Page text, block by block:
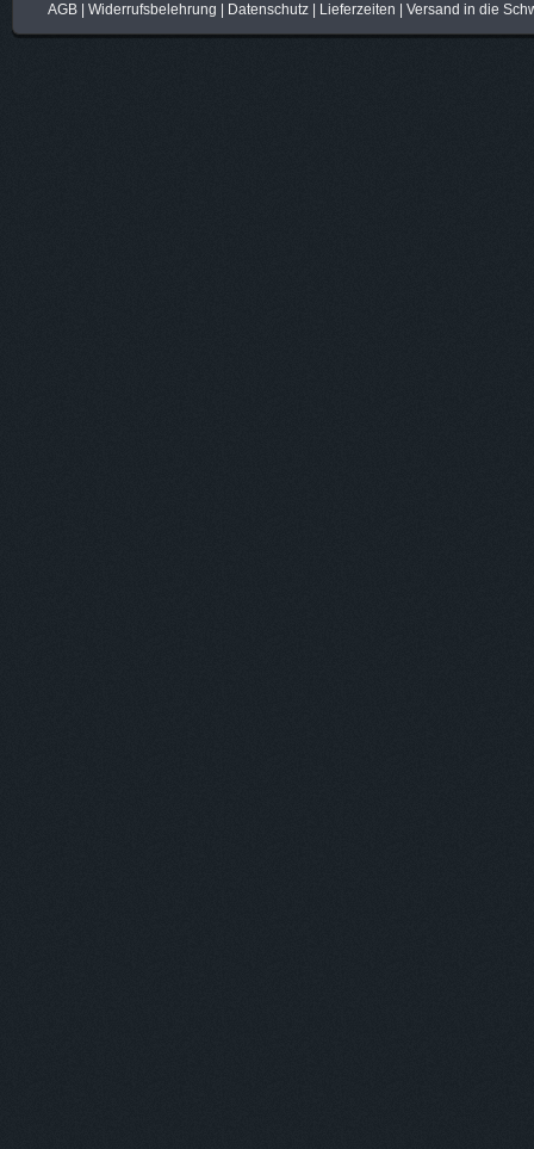
AGB| Widerrufsbelehrung Datenschutz| Lieferzeiten Versand in die